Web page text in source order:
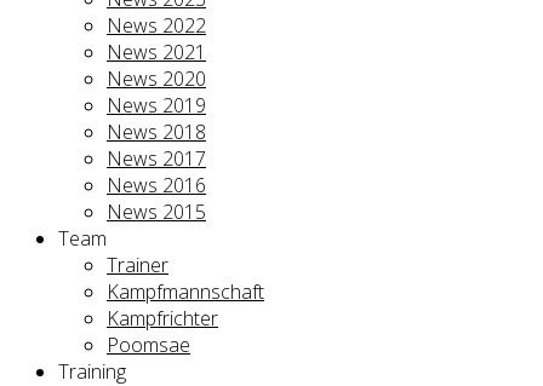
News 2022
News 2021
News 2020
News 2019
News 2018
News 2017
News 2016
News 2015
Team
Trainer
Kampfmannschaft
Kampfrichter
Poomsae
Training